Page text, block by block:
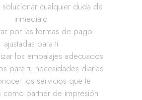
solucionar cualquier duda de
inmediato
por las formas de pago
ajustadas para ti
los embalajes adecuados
para tu necesidades diarias
los servicios que te
como partner de impresión